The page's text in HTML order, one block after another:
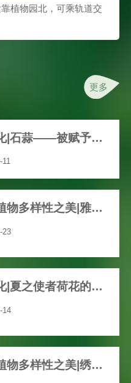
植物园北，可乘轨道交
更多
花文化|石蒜——被赋予众多文艺、神秘色彩的花
11
探寻植物多样性之美|雅致之花“玉簪”
23
花文化|夏之使者荷花的渊远历史文化
14
探寻植物多样性之美|绣球花开，共赴一场五彩缤纷的“仲夏之梦”吧！